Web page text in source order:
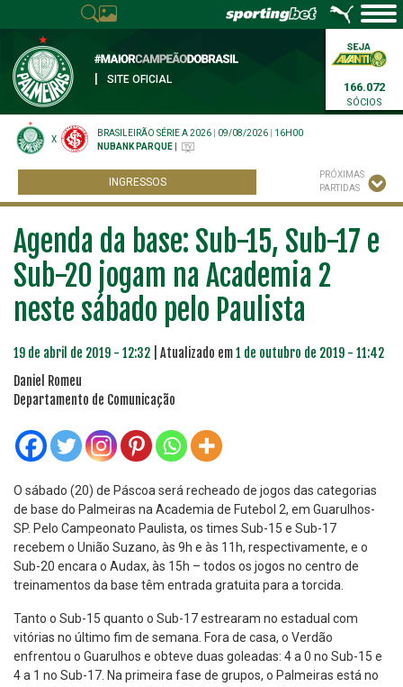
SITE OFICIAL
166.072
SÓCIOS
X
BRASILEIRÃO SÉRIE A 2026 09/08/2026
16H00
NUBANK PARQUE
INGRESSOS
PRÓXIMAS
PARTIDAS
Agenda da base: Sub-15, Sub-17 e
Sub-20 jogam na Academia 2
neste sábado pelo Paulista
19 de abril de 2019 - 12:32 | Atualizado em1 de outubro de 2019 - 11:42
Daniel Romeu
Departamento de Comunicação
O sábado (20) de Páscoa será recheado de jogos das categorias
de base do Palmeiras na Academia de Futebol 2, em Guarulhos-
SP. Pelo Campeonato Paulista, os times Sub-15 e Sub-17
recebem o União Suzano, às 9h e às 11h, respectivamente, e o
Sub-20 encara o Audax, às 15h – todos os jogos no centro de
treinamentos da base têm entrada gratuita para a torcida.
Tanto o Sub-15 quanto o Sub-17 estrearam no estadual com
vitórias no último fim de semana. Fora de casa, o Verdão
enfrentou o Guarulhos e obteve duas goleadas: 4 a 0 no Sub-15 e
4 a 1 no Sub-17. Na primeira fase de grupos, o Palmeiras está no